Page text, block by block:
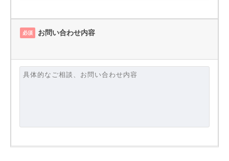
必須 お問い合わせ内容